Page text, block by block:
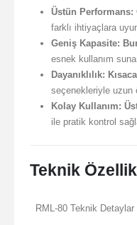
Üstün Performans:
farklı ihtiyaçlara
Geniş Kapasite:
esnek kullanım
Dayanıklılık:
seçenekleriyle uzun
Kolay Kullanım:
ile pratik kontrol
Teknik
RML-80 Teknik Detaylar